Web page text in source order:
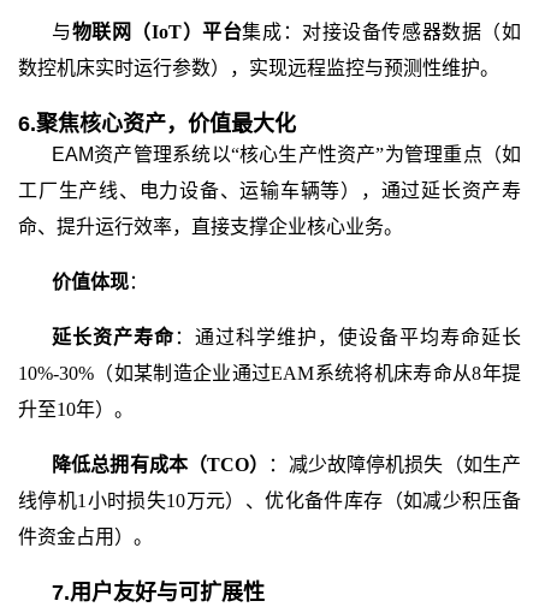
与物联网（IoT）平台集成：对接设备传感器数据（如
数控机床实时运行参数），实现远程监控与预测性维护。
6.聚焦核心资产，价值最大化
EAM资产管理系统以“核心生产性资产”为管理重点（如
工厂生产线、电力设备、运输车辆等），通过延长资产寿
命、提升运行效率，直接支撑企业核心业务。
价值体现：
延长资产寿命 ：通过科学维护，使设备平均寿命延长
10%-30%（如某制造企业通过EAM系统将机床寿命从8年提
升至10年）。
降低总拥有成本（TCO）
：减少故障停机损失（如生产
线停机1小时损失10万元）、优化备件库存（如减少积压备
件资金占用）。
7.用户友好与可扩展性